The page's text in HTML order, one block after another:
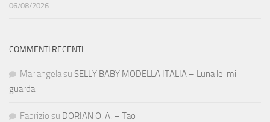
06/08/2026
COMMENTI RECENTI
Mariangela su SELLY BABY MODELLA ITALIA – Luna lei mi
guarda
Fabrizio su DORIAN O. A. – Tao